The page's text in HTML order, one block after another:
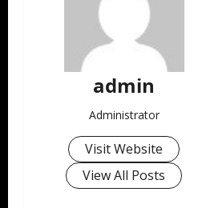
admin
Administrator
Visit Website
View All Posts